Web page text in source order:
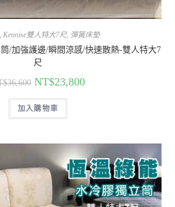
, Kennise雙人特大7尺, 彈簧床墊
/加強護邊/瞬間涼感/快速散熱-雙人特大7
尺
36,600 NT$23,800
加入購物車